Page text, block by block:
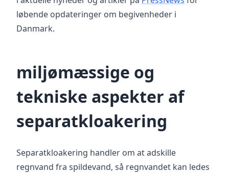
løbende opdateringer om begivenheder i
Danmark.
miljømæssige og
tekniske aspekter af
separatkloakering
Separatkloakering handler om at adskille
regnvand fra spildevand, så regnvandet kan ledes